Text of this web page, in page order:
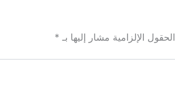
الحقول الإلزامية مشار إليها بـ *